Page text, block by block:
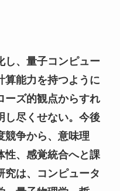
し、量子コンピュー
算能力を持つように
ーズ的観点からすれ
し尽くせない。今後
競争から、意味理
性、感覚統合へと課
究は、コンピュータ